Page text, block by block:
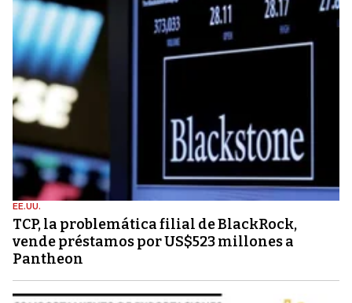
EE.UU.
TCP, la problemática filial de BlackRock,
vende préstamos por US$523 millones a
Pantheon